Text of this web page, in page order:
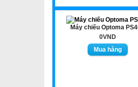
Máy chiếu Optoma
0VND